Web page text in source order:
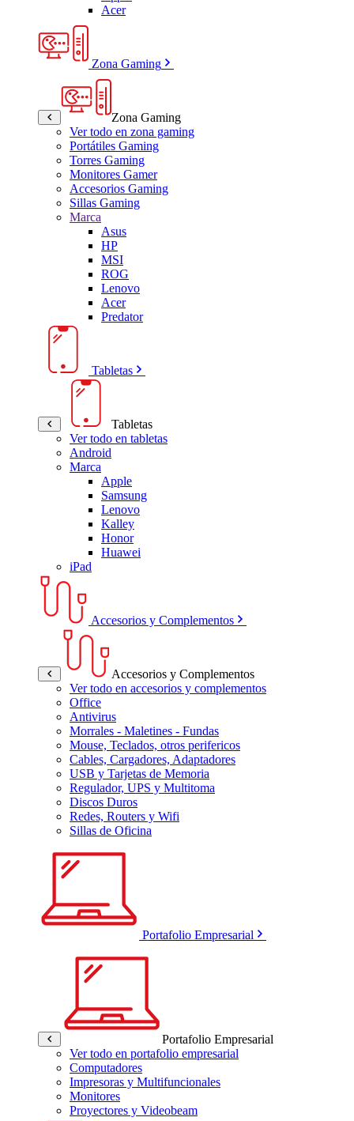
Acer
Zona Gaming
Zona Gaming
Ver todo en zona gaming
Portátiles Gaming
Torres Gaming
Monitores Gamer
Accesorios Gaming
Sillas Gaming
Marca
Asus
HP
MSI
ROG
Lenovo
Acer
Predator
Tabletas
Tabletas
Ver todo en tabletas
Android
Marca
Apple
Samsung
Lenovo
Kalley
Honor
Huawei
iPad
Accesorios y Complementos
Accesorios y Complementos
Ver todo en accesorios y complementos
Office
Antivirus
Morrales - Maletines - Fundas
Mouse, Teclados, otros perifericos
Cables, Cargadores, Adaptadores
USB y Tarjetas de Memoria
Regulador, UPS y Multitoma
Discos Duros
Redes, Routers y Wifi
Sillas de Oficina
Portafolio Empresarial
Portafolio Empresarial
Ver todo en portafolio empresarial
Computadores
Impresoras y Multifuncionales
Monitores
Proyectores y Videobeam